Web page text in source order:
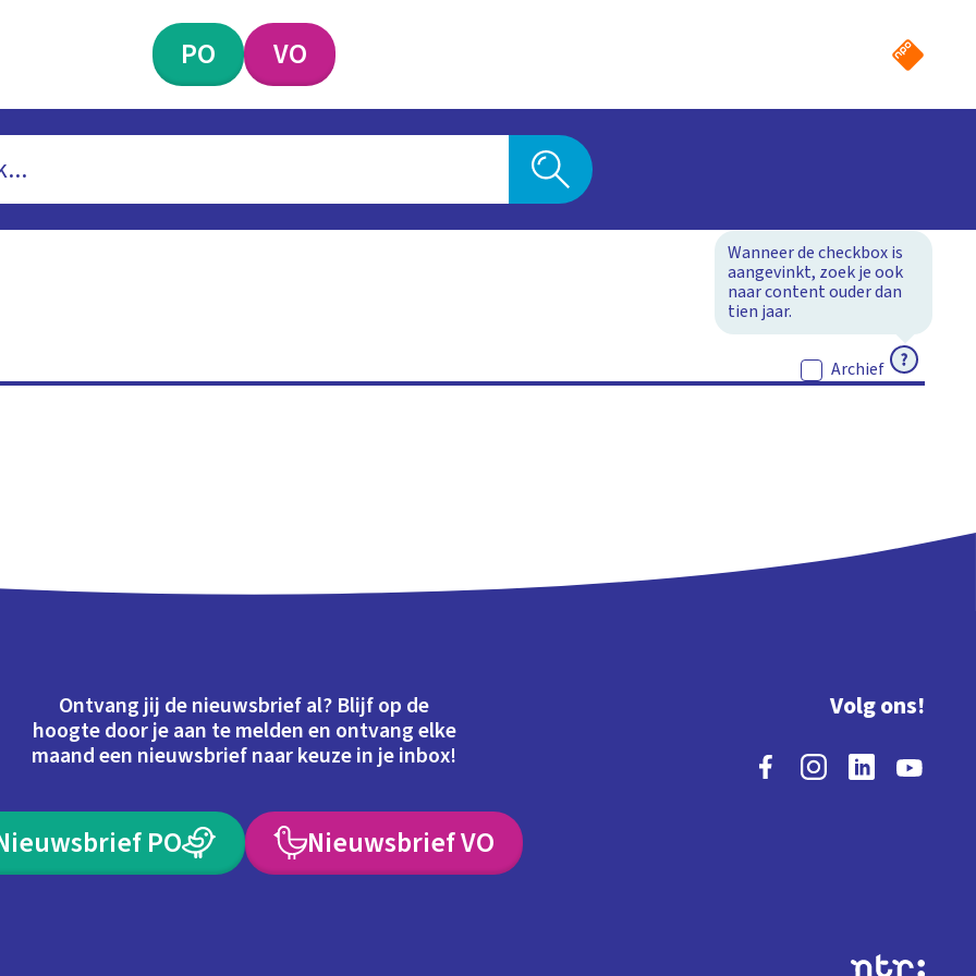
PO VO
Archief
Wanneer de checkbox is
aangevinkt, zoek je ook
naar content ouder dan
tien jaar.
Ontvang jij de nieuwsbrief al? Blijf op de
hoogte door je aan te melden en ontvang elke
maand een nieuwsbrief naar keuze in je inbox!
PO Nieuwsbrief VO
Volg ons!